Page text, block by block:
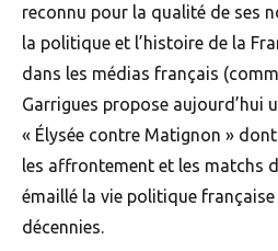
reconnu pour la qualité de ses
la politique et l’histoire de la
dans les médias français
Garrigues propose aujourd’hui
« Élysée contre Matignon »
les affrontement et les matchs
émaillé la vie politique française
décennies.